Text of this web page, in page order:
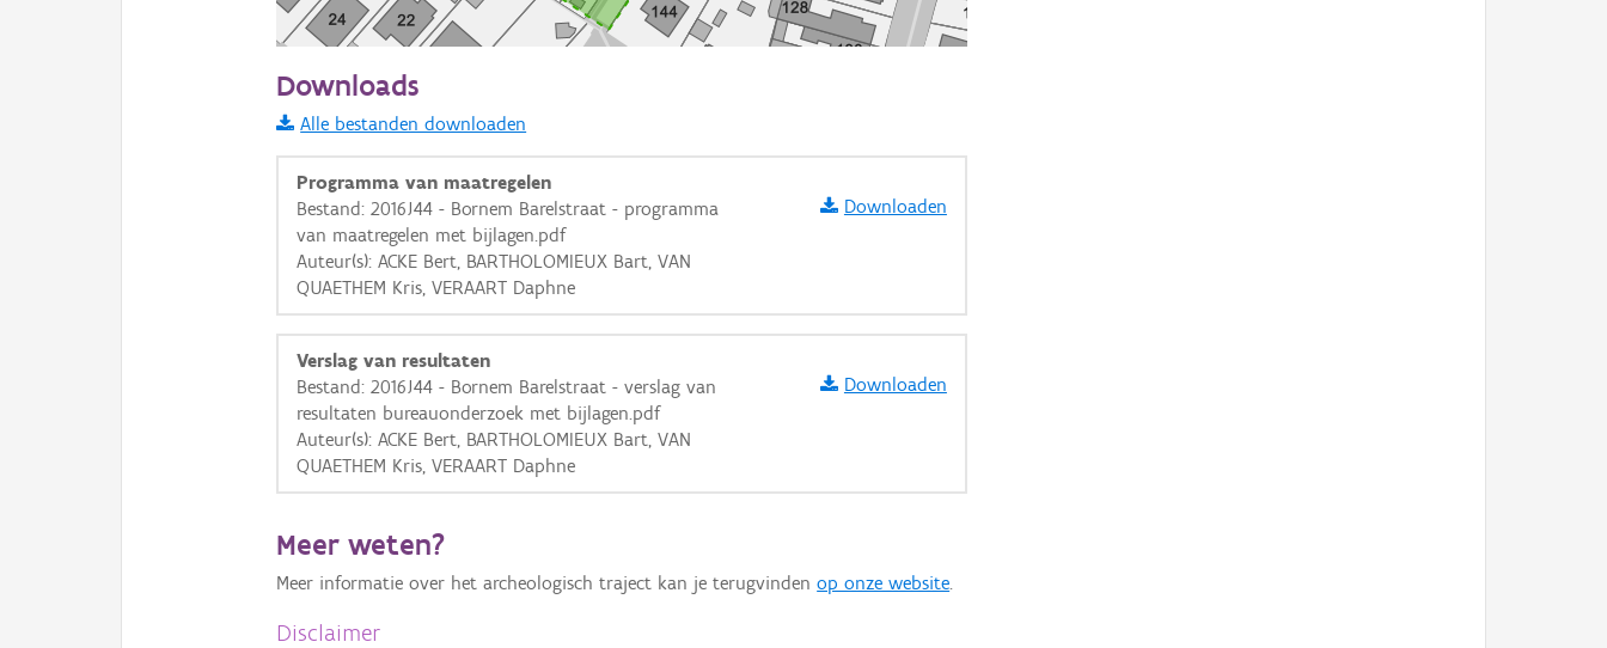
Informatie Vlaanderen
i
+ −
Basis Lagen
OSM-Basiskaart
GRB-Basiskaart
GRB-Basiskaart in grijswaarden
Downloads
Alle bestanden downloaden
Programma van maatregelen
Bestand: 2016J44 - Bornem Barelstraat - programma
van maatregelen met bijlagen.pdf
Auteur(s): ACKE Bert, BARTHOLOMIEUX Bart, VAN
QUAETHEM Kris, VERAART Daphne
Downloaden
Verslag van resultaten
Bestand: 2016J44 - Bornem Barelstraat - verslag van
resultaten bureauonderzoek met bijlagen.pdf
Auteur(s): ACKE Bert, BARTHOLOMIEUX Bart, VAN
QUAETHEM Kris, VERAART Daphne
Downloaden
Meer weten?
Meer informatie over het archeologisch traject kan je terugvindenop onze website.
Disclaimer